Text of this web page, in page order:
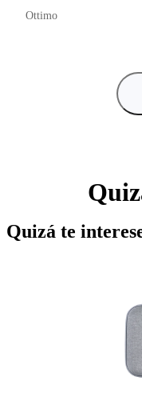
Ottimo
Quizá te